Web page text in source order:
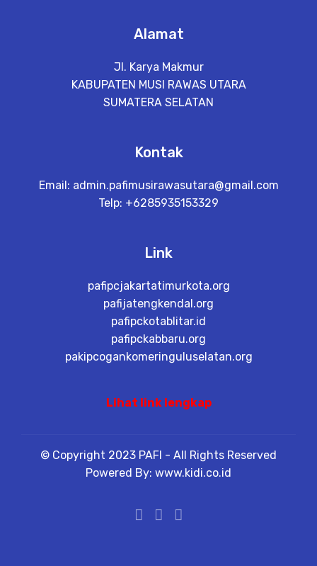
Alamat
Jl. Karya Makmur
KABUPATEN MUSI RAWAS UTARA
SUMATERA SELATAN
Kontak
Email: admin.pafimusirawasutara@gmail.com
Telp: +6285935153329
Link
pafipcjakartatimurkota.org
pafijatengkendal.org
pafipckotablitar.id
pafipckabbaru.org
pakipcogankomeringuluselatan.org
Lihat link lengkap
© Copyright 2023 PAFI - All Rights Reserved
Powered By: www.kidi.co.id